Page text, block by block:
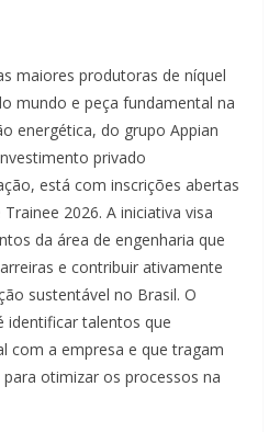
maiores produtoras de níquel
mundo e peça fundamental na
energética, do grupo Appian
privado
está com inscrições abertas
2026. A iniciativa visa
da área de engenharia que
e contribuir ativamente
sustentável no Brasil. O
identificar talentos que
com a empresa e que tragam
otimizar os processos na